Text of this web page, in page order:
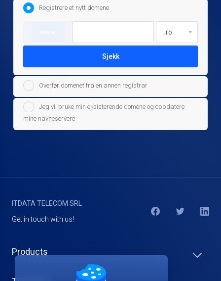
Registrere et nytt domene
Sjekk
Overfør domenet fra en annen registrar
Jeg vil bruke min eksisterende domene og oppdatere
mine navneservere
ITDATA TELECOM SRL
Get in touch with us!
Products